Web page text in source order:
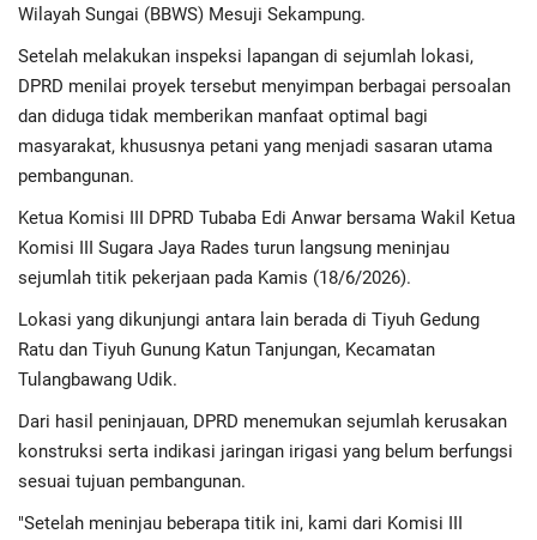
Advertorial
Monologis TV
Kopilogis
Wilayah Sungai (BBWS) Mesuji Sekampung.
Setelah melakukan inspeksi lapangan di sejumlah lokasi,
DPRD menilai proyek tersebut menyimpan berbagai persoalan
dan diduga tidak memberikan manfaat optimal bagi
masyarakat, khususnya petani yang menjadi sasaran utama
pembangunan.
Ketua Komisi III DPRD Tubaba Edi Anwar bersama Wakil Ketua
Komisi III Sugara Jaya Rades turun langsung meninjau
sejumlah titik pekerjaan pada Kamis (18/6/2026).
Lokasi yang dikunjungi antara lain berada di Tiyuh Gedung
Ratu dan Tiyuh Gunung Katun Tanjungan, Kecamatan
Tulangbawang Udik.
Dari hasil peninjauan, DPRD menemukan sejumlah kerusakan
konstruksi serta indikasi jaringan irigasi yang belum berfungsi
sesuai tujuan pembangunan.
"Setelah meninjau beberapa titik ini, kami dari Komisi III